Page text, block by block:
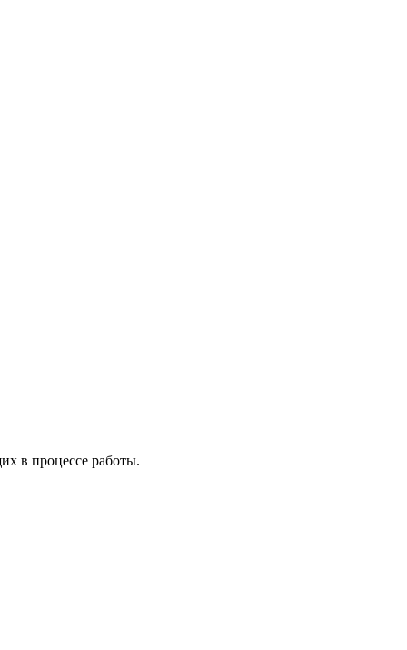
в процессе работы.